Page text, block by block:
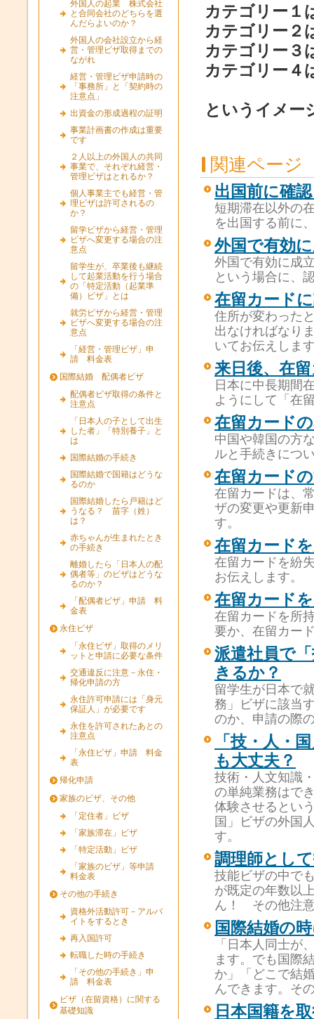
カテゴリー１
カテゴリー２
カテゴリー３
カテゴリー４
というイメー
関連ページ
出国前に確
短期滞在以外の
を出国する前に
外国で有効
外国で有効に成
という場合に、
在留カード
住所が変わった
出なければなり
いてお伝えしま
来日後、在
日本に中長期間
ようにして「在
在留カード
中国や韓国の方
ルと手続きにつ
在留カード
在留カードは、
ザの変更や更新
す。
在留カード
在留カードを紛
お伝えします。
在留カード
在留カードを所
要か、在留カー
派遣社員で
きるか？
留学生が日本で
務」ビザに該当
のか、申請の際
「技・人・
も大丈夫？
技術・人文知識
の単純業務はで
体験させるとい
国」ビザの外国
す。
調理師とし
技能ビザの中で
が既定の年数以
ん！ その他注
国際結婚の
「日本人同士が
ます。でも国際
か」「どこで結
んできます。そ
日本国籍を
外国人の起業 株式会社
と合同会社のどちらを選
んだらよいのか？
外国人の会社設立から経
営・管理ビザ取得までの
ながれ
経営・管理ビザ申請時の
「事務所」と「契約時の
注意点」
出資金の形成過程の証明
事業計画書の作成は重要
です
２人以上の外国人の共同
事業で、それぞれ経営・
管理ビザはとれるか？
個人事業主でも経営・管
理ビザは許可されるの
か？
留学ビザから経営・管理
ビザへ変更する場合の注
意点
留学生が、卒業後も継続
して起業活動を行う場合
の「特定活動（起業準
備）ビザ」とは
就労ビザから経営・管理
ビザへ変更する場合の注
意点
「経営・管理ビザ」申
請 料金表
国際結婚 配偶者ビザ
配偶者ビザ取得の条件と
注意点
「日本人の子として出生
した者」「特別養子」と
は
国際結婚の手続き
国際結婚で国籍はどうな
るのか
国際結婚したら戸籍はど
うなる？ 苗字（姓）
は？
赤ちゃんが生まれたとき
の手続き
離婚したら「日本人の配
偶者等」のビザはどうな
るのか？
「配偶者ビザ」申請 料
金表
永住ビザ
「永住ビザ」取得のメリ
ットと申請に必要な条件
交通違反に注意－永住・
帰化申請の方
永住許可申請には「身元
保証人」が必要です
永住を許可されたあとの
注意点
「永住ビザ」申請 料金
表
帰化申請
家族のビザ、その他
「定住者」ビザ
「家族滞在」ビザ
「特定活動」ビザ
「家族のビザ」等申請
料金表
その他の手続き
資格外活動許可－アルバ
イトをするとき
再入国許可
転職した時の手続き
「その他の手続き」申
請 料金表
ビザ（在留資格）に関する
基礎知識